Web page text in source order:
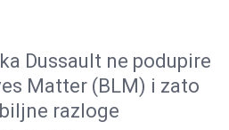
Dussault ne podupire
Matter (BLM) i zato
razloge